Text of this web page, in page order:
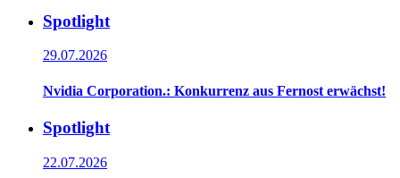
Spotlight
29.07.2026
Nvidia Corporation.: Konkurrenz aus Fernost erwächst!
Spotlight
22.07.2026